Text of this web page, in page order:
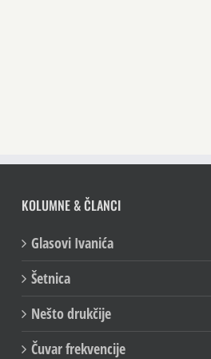
KOLUMNE & ČLANCI
Glasovi Ivanića
Šetnica
Nešto drukčije
Čuvar frekvencije